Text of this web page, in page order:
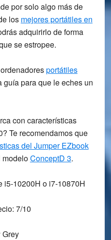
por solo algo más de
los mejores portátiles en
adquirirlo de forma
se estropee.
portátiles
para que le eches un
con características
? Te recomendamos que
del Jumper EZbook
modeloConceptD 3.
i5-10200H o i7-10870H
7/10